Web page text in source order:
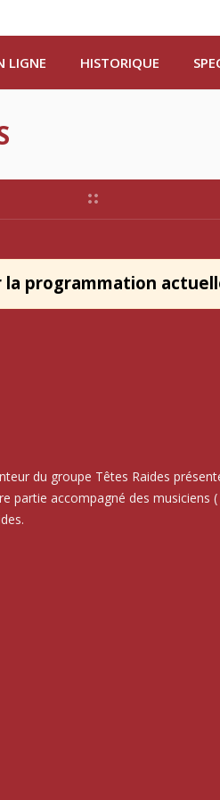
LIGNE HISTORIQUE
la programmation
du groupe Têtes Raides
partie accompagné des musiciens (